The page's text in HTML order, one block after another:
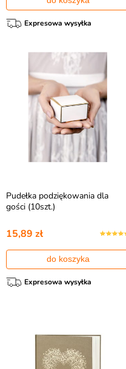
Expresowa wysyłka
Pudełka podziękowania dla
gości (10szt.)
15,89 zł
do koszyka
Expresowa wysyłka